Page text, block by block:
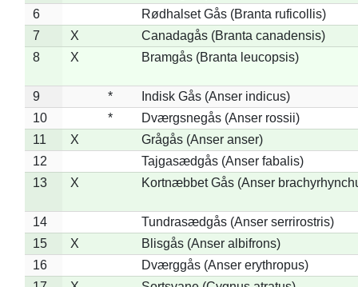
6
Rødhalset Gås (Branta ruficollis)
7
X
Canadagås (Branta canadensis)
8
X Bramgås (Branta leucopsis)
9 *
Indisk Gås (Anser indicus)
10
*
Dværgsnegås (Anser rossii)
11
X
Grågås (Anser anser)
12
Tajgasædgås (Anser fabalis)
13
X Kortnæbbet Gås (Anser
14
Tundrasædgås (Anser serrirostris)
15
X
Blisgås (Anser albifrons)
16
Dværggås (Anser erythropus)